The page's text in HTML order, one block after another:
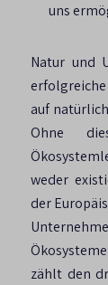
uns
Natur und
auf
Ohne
weder
der
zählt den